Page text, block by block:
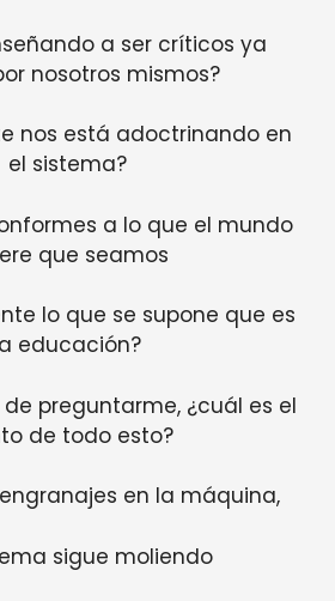
a ser críticos ya
nosotros mismos?
nos está adoctrinando en
el sistema?
a lo que el mundo
que seamos
lo que se supone que es
educación?
preguntarme, ¿cuál es el
de todo esto?
en la máquina,
sigue moliendo